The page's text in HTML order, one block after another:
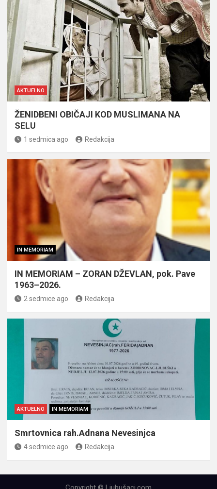
AKTUELNO
ŽENIDBENI OBIČAJI KOD MUSLIMANA NA
SELU
1 sedmica ago Redakcija
IN MEMORIAM
IN MEMORIAM – ZORAN DŽEVLAN, pok. Pave
1963–2026.
2 sedmice ago Redakcija
AKTUELNO IN MEMORIAM
Smrtovnica rah.Adnana Nevesinjca
4 sedmice ago Redakcija